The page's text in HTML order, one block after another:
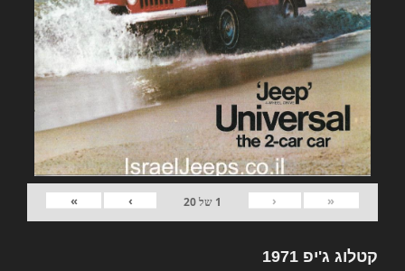
«
‹
1 של20
›
»
קטלוג ג'יפ 1971